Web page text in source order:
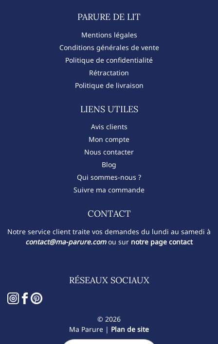
PARURE DE LIT​
Mentions légales
Conditions générales de vente
Politique de confidentialité
Rétractation
Politique de livraison
LIENS UTILES
Avis clients
Mon compte
Nous contacter
Blog
Qui sommes-nous ?
Suivre ma commande
CONTACT​
Notre service client traite vos demandes du lundi au samedi à
contact@ma-parure.comou sur notre page contact
RÉSEAUX SOCIAUX
© 2026
Ma Parure | Plan de site